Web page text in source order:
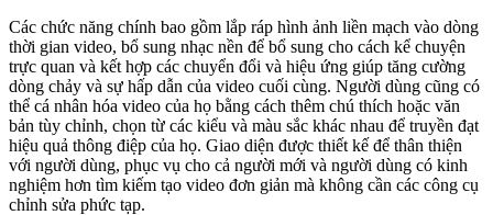
Các chức năng chính bao gồm lắp ráp hình ảnh liền mạch vào dòng
thời gian video, bổ sung nhạc nền để bổ sung cho cách kể chuyện
trực quan và kết hợp các chuyển đổi và hiệu ứng giúp tăng cường
dòng chảy và sự hấp dẫn của video cuối cùng. Người dùng cũng có
thể cá nhân hóa video của họ bằng cách thêm chú thích hoặc văn
bản tùy chỉnh, chọn từ các kiểu và màu sắc khác nhau để truyền đạt
hiệu quả thông điệp của họ. Giao diện được thiết kế để thân thiện
với người dùng, phục vụ cho cả người mới và người dùng có kinh
nghiệm hơn tìm kiếm tạo video đơn giản mà không cần các công cụ
chỉnh sửa phức tạp.